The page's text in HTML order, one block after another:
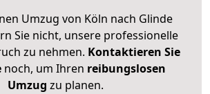
Umzug von Köln nach Glinde
Sie nicht, unsere professionelle
zu nehmen. Kontaktieren Sie
noch, um Ihren reibungslosen
Umzug zu planen.